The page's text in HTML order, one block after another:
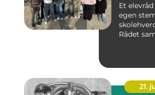
Et
egen
Rådet
21.